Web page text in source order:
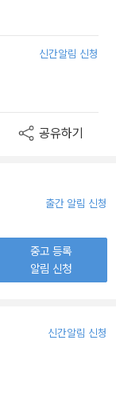
신간알림 신청
공유하기
출간 알림 신청
중고 등록
알림 신청
신간알림 신청